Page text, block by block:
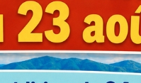
Fourchette bois